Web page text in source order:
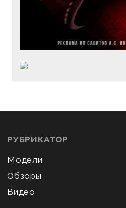
РУБРИКАТОР
Модели
Обзоры
Видео